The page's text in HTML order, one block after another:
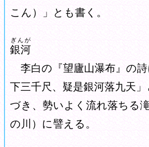
こん）」とも書く。
銀河
ぎんが
李白の『望廬山瀑布』の
下三千尺、疑是銀河落九天
づき、勢いよく流れ落ちる
の川）に譬える。